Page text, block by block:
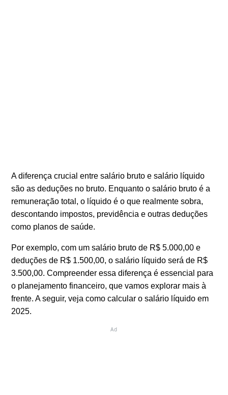
A diferença crucial entre salário bruto e salário líquido
são as deduções no bruto. Enquanto o salário bruto é a
remuneração total, o líquido é o que realmente sobra,
descontando impostos, previdência e outras deduções
como planos de saúde.
Por exemplo, com um salário bruto de R$ 5.000,00 e
deduções de R$ 1.500,00, o salário líquido será de R$
3.500,00. Compreender essa diferença é essencial para
o planejamento financeiro, que vamos explorar mais à
frente. A seguir, veja como calcular o salário líquido em
2025.
Ad